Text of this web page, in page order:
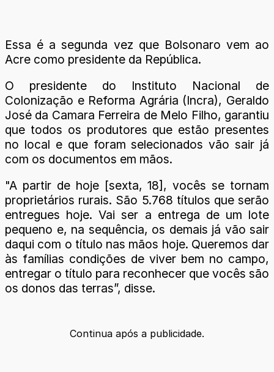
Essa é a segunda vez que Bolsonaro vem ao
Acre como presidente da República.
O presidente do Instituto Nacional de
Colonização e Reforma Agrária (Incra), Geraldo
José da Camara Ferreira de Melo Filho, garantiu
que todos os produtores que estão presentes
no local e que foram selecionados vão sair já
com os documentos em mãos.
"A partir de hoje [sexta, 18], vocês se tornam
proprietários rurais. São 5.768 títulos que serão
entregues hoje. Vai ser a entrega de um lote
pequeno e, na sequência, os demais já vão sair
daqui com o título nas mãos hoje. Queremos dar
às famílias condições de viver bem no campo,
entregar o título para reconhecer que vocês são
os donos das terras”, disse.
Continua após a publicidade.